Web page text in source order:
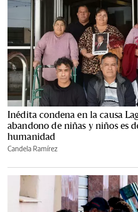
Inédita condena en la causa
abandono de niñas y niños es
humanidad
Candela Ramírez